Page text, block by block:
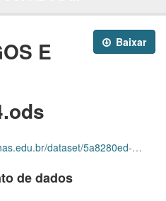
Baixar
E
96d22a4f-bb76-4552-832b-68e072193c72/download/progep-cargos-e-vagas-janeiro2024.ods
de dados